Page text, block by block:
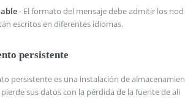
- El formato del mensaje debe admitir los nod
escritos en diferentes idiomas.
persistente
persistente es una instalación de almacenamien
sus datos con la pérdida de la fuente de ali